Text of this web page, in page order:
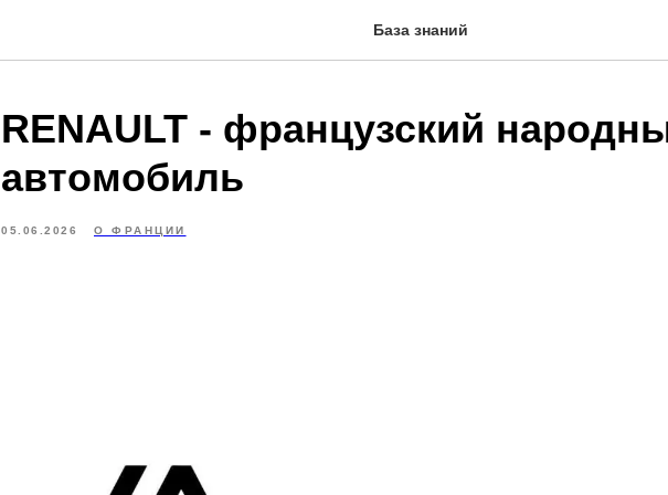
База знаний
RENAULT - французский
автомобиль
05.06.2026 О ФРАНЦИИ